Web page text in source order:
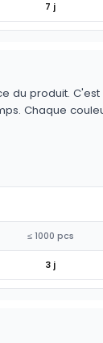
7 j
du produit.
Chaque
≤ 1000 pcs
3 j